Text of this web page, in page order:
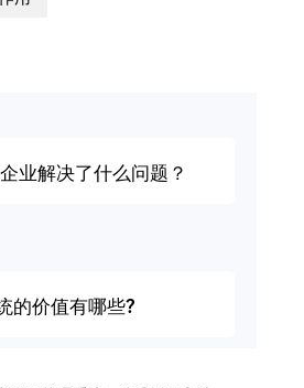
业解决了什么问题？
的价值有哪些?